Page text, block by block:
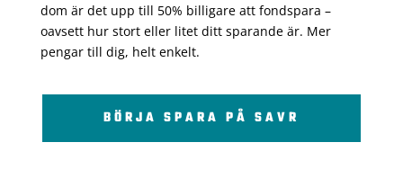
dom är det upp till 50% billigare att fondspara –
oavsett hur stort eller litet ditt sparande är. Mer
pengar till dig, helt enkelt.
BÖRJA SPARA PÅ SAVR